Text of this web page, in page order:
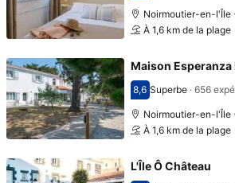
Noirmoutier-en-l'Île
À 1,6 km de la plage
Maison
Avec une note de 8,6
8,6 Superbe· 656
Noirmoutier-en-l'Île
À 1,6 km de la plage
L'Île Ô Château